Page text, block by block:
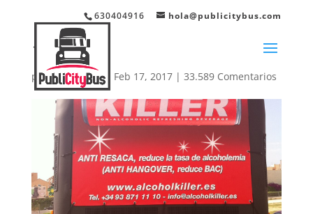
630404916 hola@publicitybus.com
127
porwebmaster| Feb 17, 2017| 33.589 Comentarios